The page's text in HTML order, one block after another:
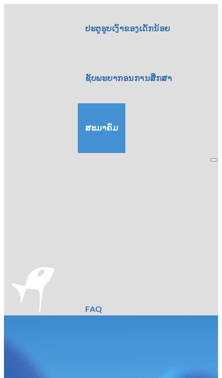
ປະຕູຮູບເງົາຂອງເດັກນ້ອຍ
ຊັບພະຍາກອນການສຶກສາ
ສະມາຄົມ
FAQ